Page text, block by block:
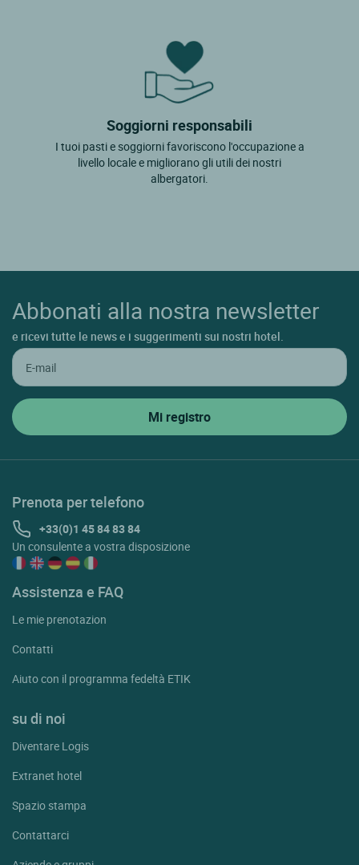
Soggiorni responsabili
I tuoi pasti e soggiorni favoriscono l'occupazione a
livello locale e migliorano gli utili dei nostri
albergatori.
Abbonati alla nostra newsletter
e ricevi tutte le news e i suggerimenti sui nostri hotel.
Prenota per telefono
+33(0)1 45 84 83 84
Un consulente a vostra disposizione
Assistenza e FAQ
Le mie prenotazion
Contatti
Aiuto con il programma fedeltà ETIK
su di noi
Diventare Logis
Extranet hotel
Spazio stampa
Contattarci